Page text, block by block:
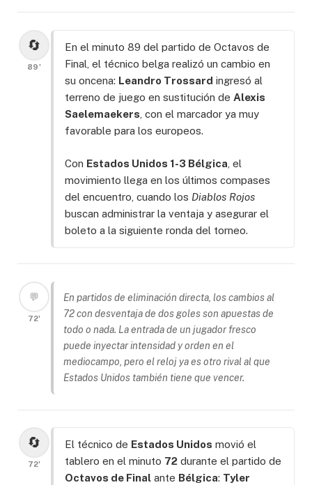
🔄
89'
En el minuto 89 del partido de Octavos de
Final, el técnico belga realizó un cambio en
su oncena: Leandro Trossard ingresó al
terreno de juego en sustitución de Alexis
Saelemaekers , con el marcador ya muy
favorable para los europeos.
Con Estados Unidos 1-3 Bélgica , el
movimiento llega en los últimos compases
del encuentro, cuando los Diablos Rojos
buscan administrar la ventaja y asegurar el
boleto a la siguiente ronda del torneo.
💬
72'
En partidos de eliminación directa, los cambios al
72 con desventaja de dos goles son apuestas de
todo o nada. La entrada de un jugador fresco
puede inyectar intensidad y orden en el
mediocampo, pero el reloj ya es otro rival al que
Estados Unidos también tiene que vencer.
🔄
72'
El técnico de Estados Unidos movió el
tablero en el minuto 72 durante el partido de
Octavos de Final ante Bélgica: Tyler